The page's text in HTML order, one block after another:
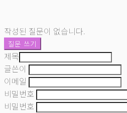
작성된 질문이 없습니다.
질문 쓰기
제목
글쓴이
이메일
비밀번호
비밀번호